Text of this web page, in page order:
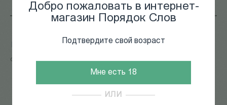
Добро пожаловать в интернет-
магазин Порядок Слов
Подтвердите свой возраст
Мне есть 18
ИЛИ
КАТАЛОГ КНИГ / документальная литература
Франции
209 из 235